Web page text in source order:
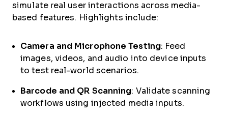
simulate real user interactions across media-
based features. Highlights include:
Camera and Microphone Testing: Feed
images, videos, and audio into device inputs
to test real-world scenarios.
Barcode and QR Scanning: Validate scanning
workflows using injected media inputs.